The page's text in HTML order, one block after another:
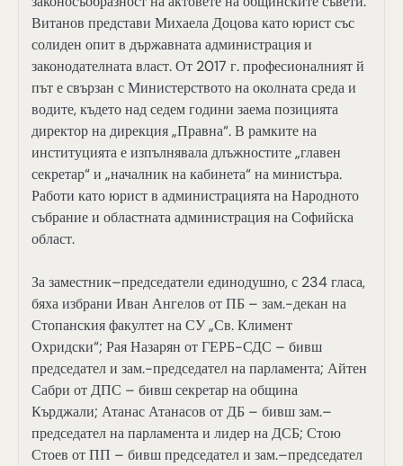
Витанов представи Михаела Доцова като юрист със
солиден опит в държавната администрация и
законодателната власт. От 2017 г. професионалният й
път е свързан с Министерството на околната среда и
водите, където над седем години заема позицията
директор на дирекция „Правна“. В рамките на
институцията е изпълнявала длъжностите „главен
секретар“ и „началник на кабинета“ на министъра.
Работи като юрист в администрацията на Народното
събрание и областната администрация на Софийска
област.
За заместник–председатели единодушно, с 234 гласа,
бяха избрани Иван Ангелов от ПБ – зам.-декан на
Стопанския факултет на СУ „Св. Климент
Охридски“; Рая Назарян от ГЕРБ-СДС – бивш
председател и зам.-председател на парламента; Айтен
Сабри от ДПС – бивш секретар на община
Кърджали; Атанас Атанасов от ДБ – бивш зам.–
председател на парламента и лидер на ДСБ; Стою
Стоев от ПП – бивш председател и зам.–председател